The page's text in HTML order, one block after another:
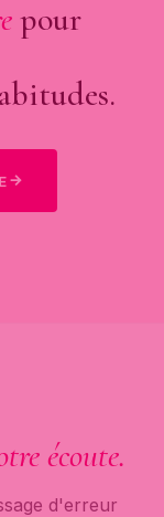
pour
écoute.
d'erreur